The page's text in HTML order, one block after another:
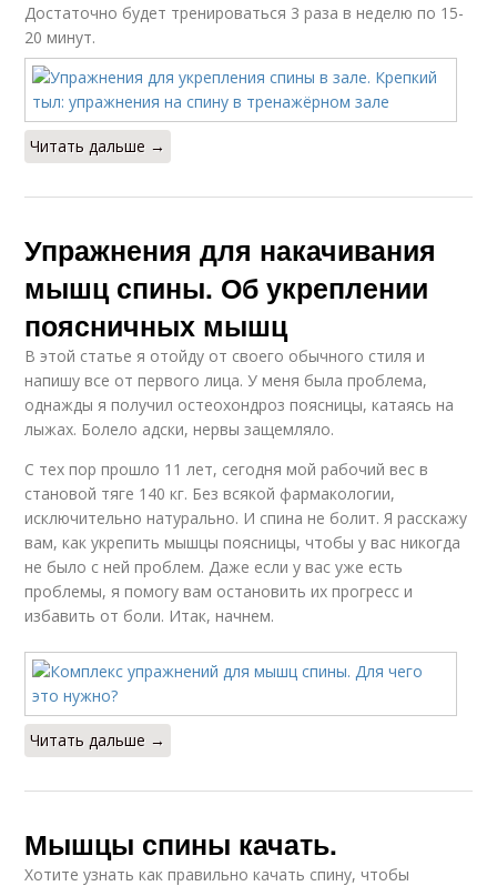
Достаточно будет тренироваться 3 раза в неделю по 15-
20 минут.
Читать дальше →
Упражнения для накачивания
мышц спины. Об укреплении
поясничных мышц
В этой статье я отойду от своего обычного стиля и
напишу все от первого лица. У меня была проблема,
однажды я получил остеохондроз поясницы, катаясь на
лыжах. Болело адски, нервы защемляло.
С тех пор прошло 11 лет, сегодня мой рабочий вес в
становой тяге 140 кг. Без всякой фармакологии,
исключительно натурально. И спина не болит. Я расскажу
вам, как укрепить мышцы поясницы, чтобы у вас никогда
не было с ней проблем. Даже если у вас уже есть
проблемы, я помогу вам остановить их прогресс и
избавить от боли. Итак, начнем.
Читать дальше →
Мышцы спины качать.
Хотите узнать как правильно качать спину, чтобы